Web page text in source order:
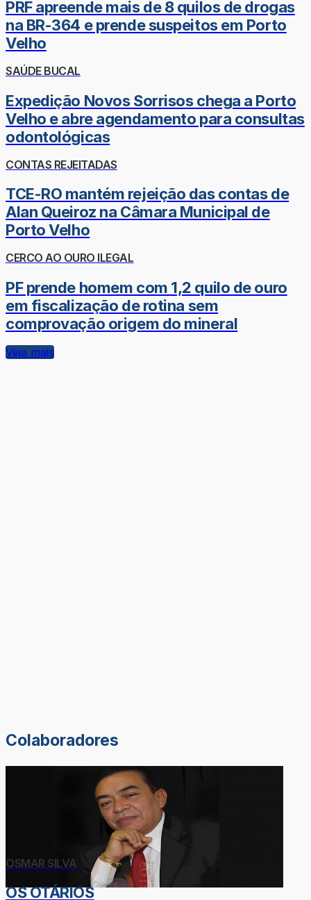
PRF apreende mais de 8 quilos de drogas
na BR-364 e prende suspeitos em Porto
Velho
SAÚDE BUCAL
Expedição Novos Sorrisos chega a Porto
Velho e abre agendamento para consultas
odontológicas
CONTAS REJEITADAS
TCE-RO mantém rejeição das contas de
Alan Queiroz na Câmara Municipal de
Porto Velho
CERCO AO OURO ILEGAL
PF prende homem com 1,2 quilo de ouro
em fiscalização de rotina sem
comprovação origem do mineral
Veja mais
Colaboradores
OSMAR SILVA
OS OTÁRIOS